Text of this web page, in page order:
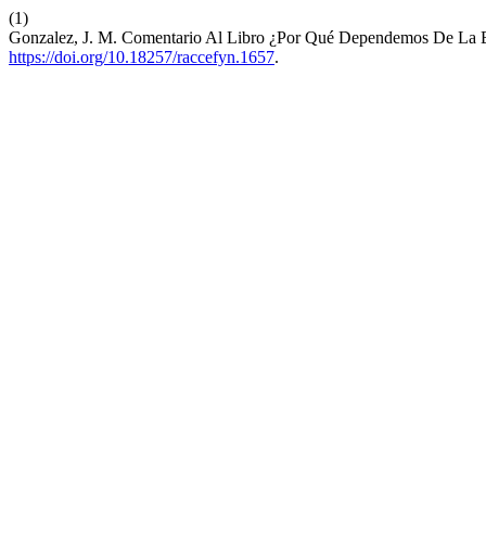
(1)
Gonzalez, J. M. Comentario Al Libro ¿Por Qué Dependemos De La
https://doi.org/10.18257/raccefyn.1657.